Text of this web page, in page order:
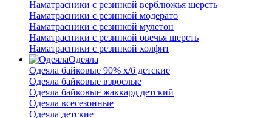
Наматрасники с резинкой верблюжья шерсть
Наматрасники с резинкой модерато
Наматрасники с резинкой мулетон
Наматрасники с резинкой овечья шерсть
Наматрасники с резинкой холфит
Одеяла
Одеяла байковые 90% х/б детские
Одеяла байковые взрослые
Одеяла байковые жаккард детский
Одеяла всесезонные
Одеяла детские